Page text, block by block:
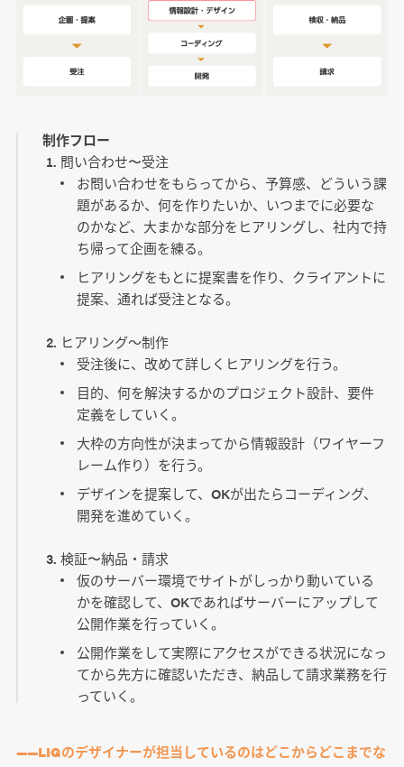
制作フロー
問い合わせ〜受注
お問い合わせをもらってから、予算感、どういう課
題があるか、何を作りたいか、いつまでに必要な
のかなど、大まかな部分をヒアリングし、社内で持
ち帰って企画を練る。
ヒアリングをもとに提案書を作り、クライアントに
提案、通れば受注となる。
ヒアリング～制作
受注後に、改めて詳しくヒアリングを行う。
目的、何を解決するかのプロジェクト設計、要件
定義をしていく。
大枠の方向性が決まってから情報設計（ワイヤーフ
レーム作り）を行う。
デザインを提案して、OKが出たらコーディング、
開発を進めていく。
検証〜納品・請求
仮のサーバー環境でサイトがしっかり動いている
かを確認して、OKであればサーバーにアップして
公開作業を行っていく。
公開作業をして実際にアクセスができる状況になっ
てから先方に確認いただき、納品して請求業務を行
っていく。
――LIGのデザイナーが担当しているのはどこからどこまでな